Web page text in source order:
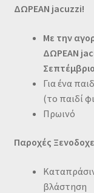
ΔΩΡΕΑΝ jacuzzi!
Με την
ΔΩΡΕΑΝ
Σεπτέμβριο
Για ένα
(το παιδί
Πρωινό
Παροχές
βλάστηση